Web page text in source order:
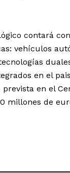
contará
vehículos
en el
en el
millones de